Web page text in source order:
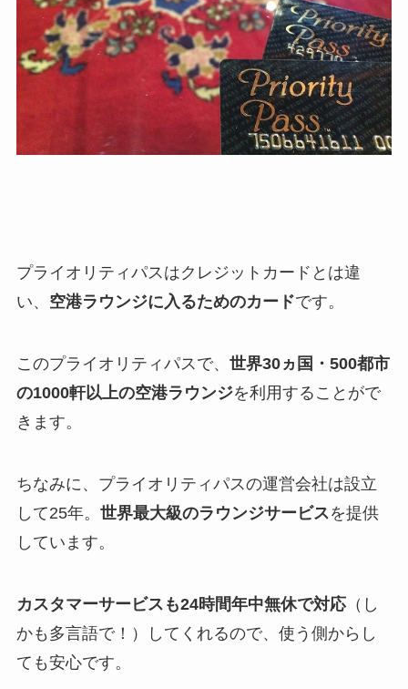
プライオリティパスはクレジットカードとは違
い、 空港ラウンジに入るためのカードです。
このプライオリティパスで、 世界30ヵ国・500都市
の1000軒以上の空港ラウンジを利用することがで
きます。
ちなみに、プライオリティパスの運営会社は設立
して25年。 世界最大級のラウンジサービスを提供
しています。
カスタマーサービスも24時間年中無休で対応（し
かも多言語で！）してくれるので、使う側からし
ても安心です。